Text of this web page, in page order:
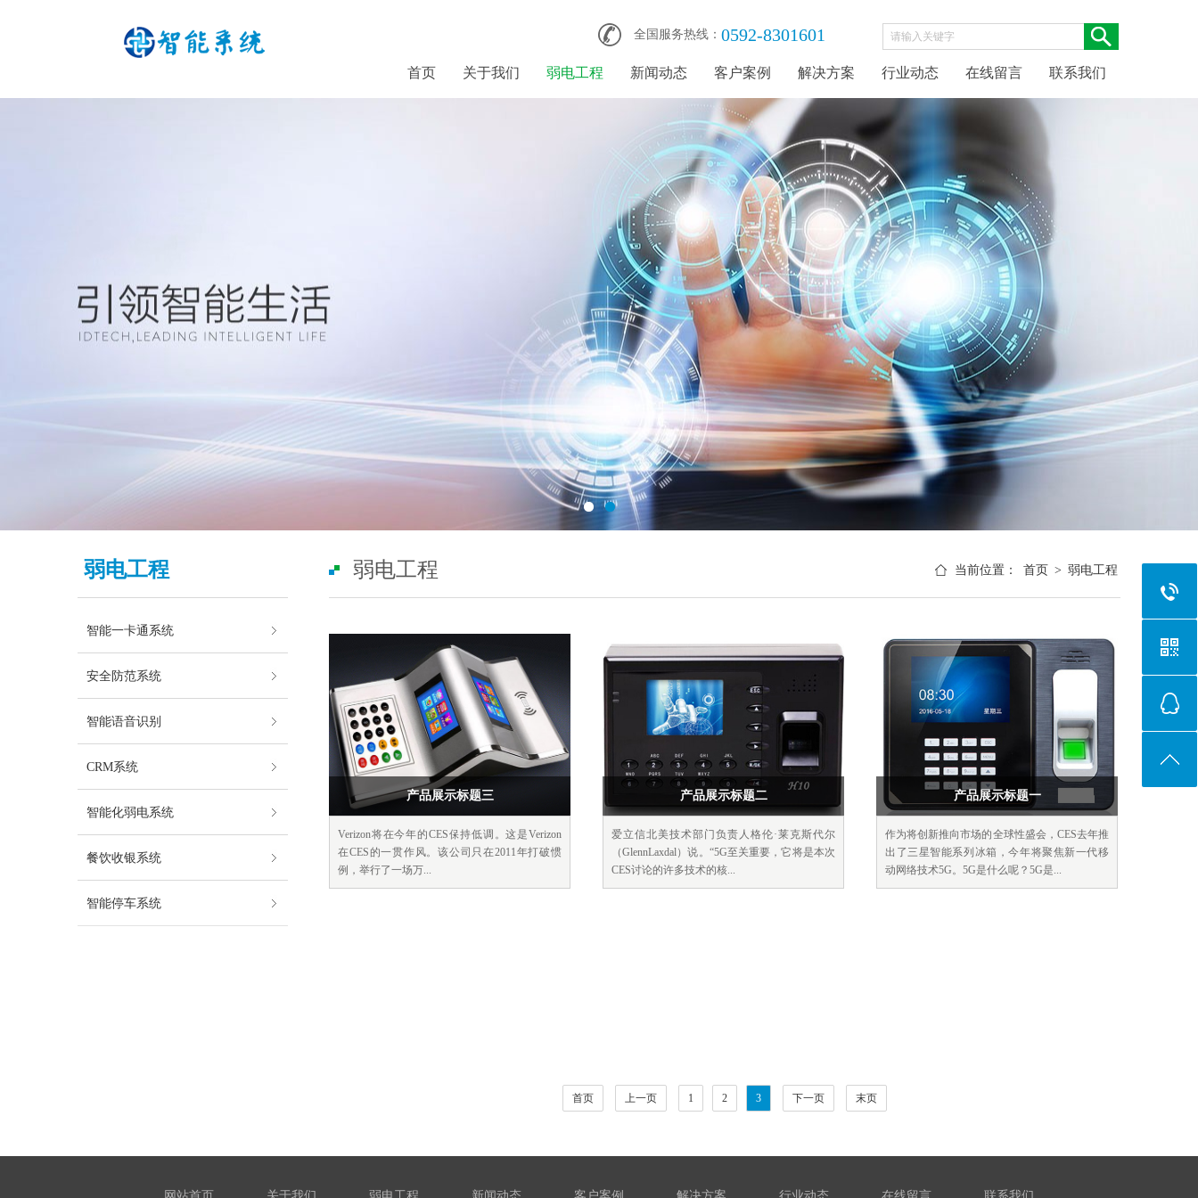
全国服务热线： 0592-8301601
首页 关于我们 弱电工程 新闻动态 客户案例 解决方案 行业动态 在线留言 联系我们
弱电工程
智能一卡通系统
安全防范系统
智能语音识别
CRM系统
智能化弱电系统
餐饮收银系统
智能停车系统
当前位置： 首页 > 弱电工程
弱电工程
产品展示标题三
Verizon将在今年的CES保持低调。这是Verizon
在CES的一贯作风。该公司只在2011年打破惯
例，举行了一场万...
产品展示标题二
爱立信北美技术部门负责人格伦·莱克斯代尔
（GlennLaxdal）说。“5G至关重要，它将是本次
CES讨论的许多技术的核...
产品展示标题一
作为将创新推向市场的全球性盛会，CES去年推
出了三星智能系列冰箱，今年将聚焦新一代移
动网络技术5G。5G是什么呢？5G是...
首页 上一页 1 2 3 下一页 末页